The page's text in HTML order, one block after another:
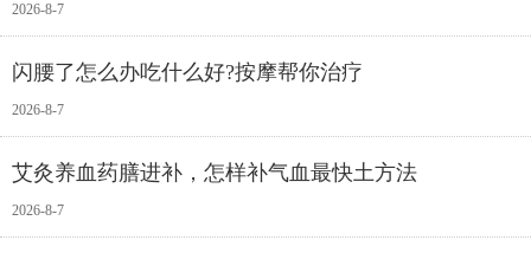
2026-8-7
闪腰了怎么办吃什么好?按摩帮你治疗
2026-8-7
艾灸养血药膳进补，怎样补气血最快土方法
2026-8-7